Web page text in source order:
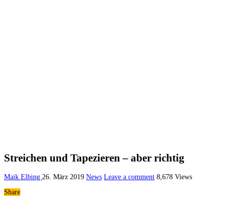
Streichen und Tapezieren – aber richtig
Maik Elbing 26. März 2019 News Leave a comment 8,678 Views
Share